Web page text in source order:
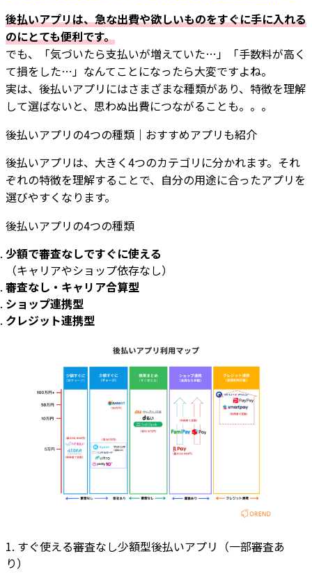
後払いアプリは、急な出費や欲しいものをすぐに手に入れる
のにとても便利です。
でも、「気づいたら支払いが増えていた…」「手数料が高く
て損をした…」なんてことになったら大変ですよね。
実は、後払いアプリにはさまざまな種類があり、特徴を理解
して選ばないと、思わぬ出費につながることも。。。
後払いアプリの4つの種類｜おすすめアプリも紹介
後払いアプリは、大きく4つのカテゴリに分かれます。それ
ぞれの特徴を理解することで、自分の用途に合ったアプリを
選びやすくなります。
後払いアプリの4つの種類
少額で審査なしですぐに使える
（キャリアやショップ依存なし）
審査なし・キャリア合算型
ショップ連携型
クレジット連携型
1. すぐ使える審査なし少額型後払いアプリ（一部審査あ
り）